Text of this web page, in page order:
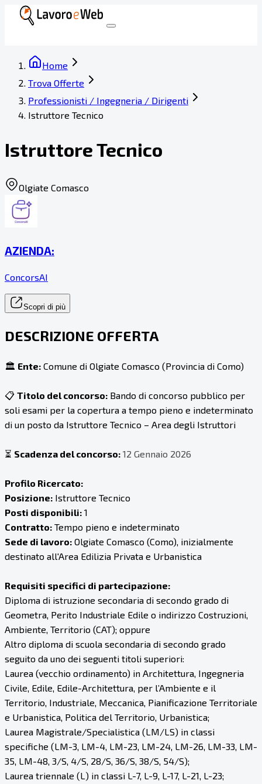
Home
Trova Offerte
Professionisti / Ingegneria / Dirigenti
Istruttore Tecnico
Istruttore Tecnico
Olgiate Comasco
AZIENDA:
ConcorsAI
Scopri di più
DESCRIZIONE OFFERTA
🏛️ Ente: Comune di Olgiate Comasco (Provincia di Como)
📋 Titolo del concorso: Bando di concorso pubblico per
soli esami per la copertura a tempo pieno e indeterminato
di un posto da Istruttore Tecnico – Area degli Istruttori
⏳ Scadenza del concorso: 12 Gennaio 2026
Profilo Ricercato:
Posizione: Istruttore Tecnico
Posti disponibili: 1
Contratto: Tempo pieno e indeterminato
Sede di lavoro: Olgiate Comasco (Como), inizialmente
destinato all'Area Edilizia Privata e Urbanistica
Requisiti specifici di partecipazione:
Diploma di istruzione secondaria di secondo grado di
Geometra, Perito Industriale Edile o indirizzo Costruzioni,
Ambiente, Territorio (CAT); oppure
Altro diploma di scuola secondaria di secondo grado
seguito da uno dei seguenti titoli superiori:
Laurea (vecchio ordinamento) in Architettura, Ingegneria
Civile, Edile, Edile-Architettura, per l’Ambiente e il
Territorio, Industriale, Meccanica, Pianificazione Territoriale
e Urbanistica, Politica del Territorio, Urbanistica;
Laurea Magistrale/Specialistica (LM/LS) in classi
specifiche (LM-3, LM-4, LM-23, LM-24, LM-26, LM-33, LM-
35, LM-48, 3/S, 4/S, 28/S, 36/S, 38/S, 54/S);
Laurea triennale (L) in classi L-7, L-9, L-17, L-21, L-23;